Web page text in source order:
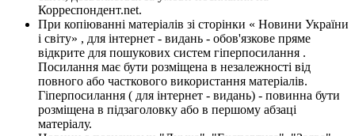
Корреспондент.net.
При копіюванні матеріалів зі сторінки « Новини України
і світу» , для інтернет - видань - обов'язкове пряме
відкрите для пошукових систем гіперпосилання .
Посилання має бути розміщена в незалежності від
повного або часткового використання матеріалів.
Гіперпосилання ( для інтернет - видань) - повинна бути
розміщена в підзаголовку або в першому абзаці
матеріалу.